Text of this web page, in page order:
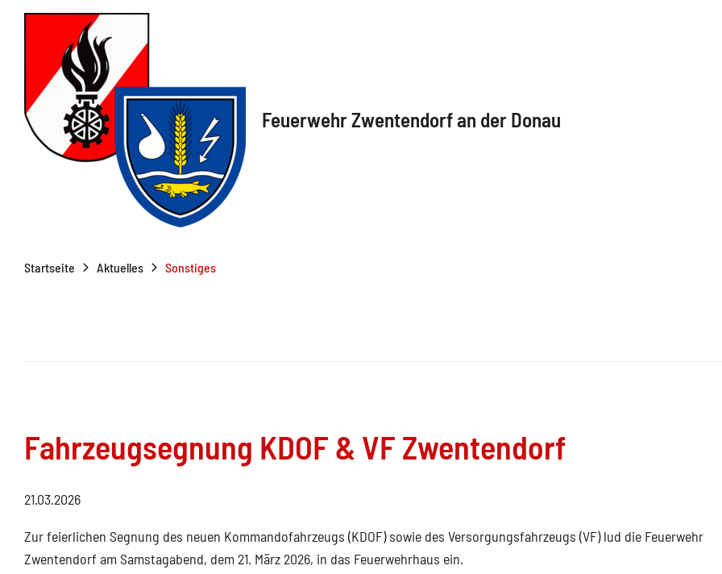
Feuerwehr Zwentendorf an der Donau
Startseite Aktuelles Sonstiges
Fahrzeugsegnung KDOF & VF Zwentendorf
21.03.2026
Zur feierlichen Segnung des neuen Kommandofahrzeugs (KDOF) sowie des Versorgungsfahrzeugs (VF) lud die Feuerwehr
Zwentendorf am Samstagabend, dem 21. März 2026, in das Feuerwehrhaus ein.